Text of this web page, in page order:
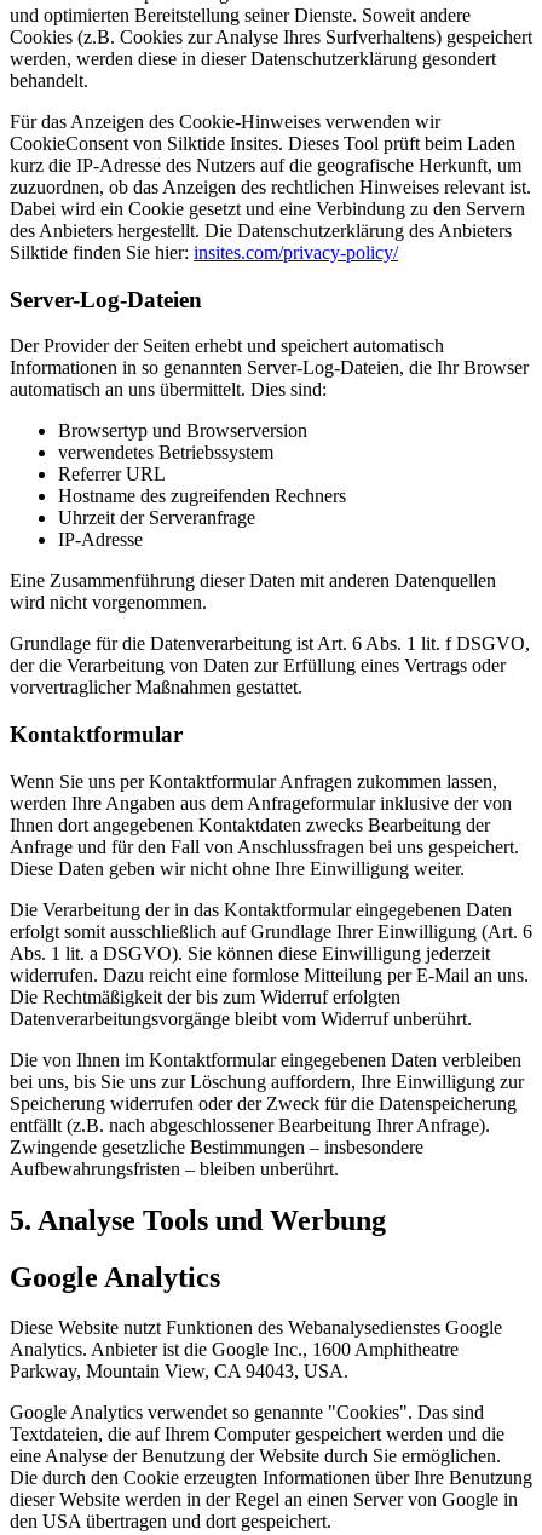
und optimierten Bereitstellung seiner Dienste. Soweit andere
Cookies (z.B. Cookies zur Analyse Ihres Surfverhaltens) gespeichert
werden, werden diese in dieser Datenschutzerklärung gesondert
behandelt.
Für das Anzeigen des Cookie-Hinweises verwenden wir
CookieConsent von Silktide Insites. Dieses Tool prüft beim Laden
kurz die IP-Adresse des Nutzers auf die geografische Herkunft, um
zuzuordnen, ob das Anzeigen des rechtlichen Hinweises relevant ist.
Dabei wird ein Cookie gesetzt und eine Verbindung zu den Servern
des Anbieters hergestellt. Die Datenschutzerklärung des Anbieters
Silktide finden Sie hier: insites.com/privacy-policy/
Server-Log-Dateien
Der Provider der Seiten erhebt und speichert automatisch
Informationen in so genannten Server-Log-Dateien, die Ihr Browser
automatisch an uns übermittelt. Dies sind:
Browsertyp und Browserversion
verwendetes Betriebssystem
Referrer URL
Hostname des zugreifenden Rechners
Uhrzeit der Serveranfrage
IP-Adresse
Eine Zusammenführung dieser Daten mit anderen Datenquellen
wird nicht vorgenommen.
Grundlage für die Datenverarbeitung ist Art. 6 Abs. 1 lit. f DSGVO,
der die Verarbeitung von Daten zur Erfüllung eines Vertrags oder
vorvertraglicher Maßnahmen gestattet.
Kontaktformular
Wenn Sie uns per Kontaktformular Anfragen zukommen lassen,
werden Ihre Angaben aus dem Anfrageformular inklusive der von
Ihnen dort angegebenen Kontaktdaten zwecks Bearbeitung der
Anfrage und für den Fall von Anschlussfragen bei uns gespeichert.
Diese Daten geben wir nicht ohne Ihre Einwilligung weiter.
Die Verarbeitung der in das Kontaktformular eingegebenen Daten
erfolgt somit ausschließlich auf Grundlage Ihrer Einwilligung (Art. 6
Abs. 1 lit. a DSGVO). Sie können diese Einwilligung jederzeit
widerrufen. Dazu reicht eine formlose Mitteilung per E-Mail an uns.
Die Rechtmäßigkeit der bis zum Widerruf erfolgten
Datenverarbeitungsvorgänge bleibt vom Widerruf unberührt.
Die von Ihnen im Kontaktformular eingegebenen Daten verbleiben
bei uns, bis Sie uns zur Löschung auffordern, Ihre Einwilligung zur
Speicherung widerrufen oder der Zweck für die Datenspeicherung
entfällt (z.B. nach abgeschlossener Bearbeitung Ihrer Anfrage).
Zwingende gesetzliche Bestimmungen – insbesondere
Aufbewahrungsfristen – bleiben unberührt.
5. Analyse Tools und Werbung
Google Analytics
Diese Website nutzt Funktionen des Webanalysedienstes Google
Analytics. Anbieter ist die Google Inc., 1600 Amphitheatre
Parkway, Mountain View, CA 94043, USA.
Google Analytics verwendet so genannte "Cookies". Das sind
Textdateien, die auf Ihrem Computer gespeichert werden und die
eine Analyse der Benutzung der Website durch Sie ermöglichen.
Die durch den Cookie erzeugten Informationen über Ihre Benutzung
dieser Website werden in der Regel an einen Server von Google in
den USA übertragen und dort gespeichert.